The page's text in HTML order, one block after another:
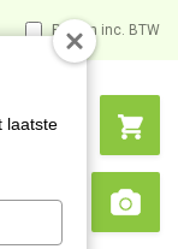
Prijzen inc. BTW
Search
laatste